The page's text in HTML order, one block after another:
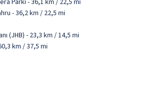
- 36,2 km / 22,5 mi
(JHB) - 23,3 km / 14,5 mi
km / 37,5 mi